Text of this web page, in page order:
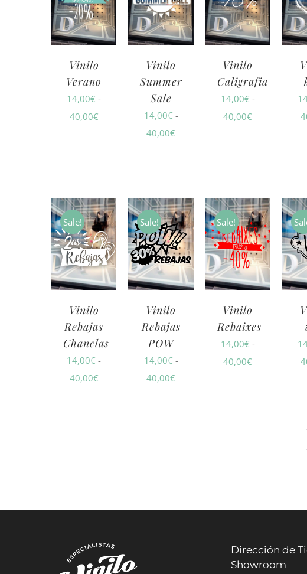
40,00€
40,00€
40,00€
ESTE
PRODUCTO
TIENE
MÚLTIPLES
LAS
SE
PUEDEN
ELEGIR
EN
Vinilo
Verano
14,00€ -
40,00€Rango
hasta
40,00€
ESTE
PRODUCTO
TIENE
MÚLTIPLES
LAS
SE
PUEDEN
ELEGIR
LA
Vinilo
Summer
Sale
14,00€ -
40,00€
14,00€
hasta
40,00€
ESTE
PRODUCTO
TIENE
MÚLTIPLES
LAS
OPCIONES
SE
PUEDEN
ELEGIR
EN
Vinilo
Caligrafia
14,00€ -
40,00€
hasta
40,00€
Sale! SELECCIONAR
OPCIONES
ESTE
PRODUCTO
TIENE
MÚLTIPLES
LAS
SE
PUEDEN
ELEGIR
LA
Vinilo
Rebajas
Chanclas
14,00€ -
40,00€Rango
Sale! SELECCIONAR
OPCIONES
ESTE
PRODUCTO
TIENE
MÚLTIPLES
LAS
SE
PUEDEN
ELEGIR
LA
Vinilo
Rebajas
POW
14,00€ -
40,00€
Sale! SELECCIONAR
OPCIONES
ESTE
PRODUCTO
TIENE
MÚLTIPLES
LAS
SE
PUEDEN
ELEGIR
EN
Vinilo
Rebaixes
14,00€ -
40,00€
Dirección de
Showroom